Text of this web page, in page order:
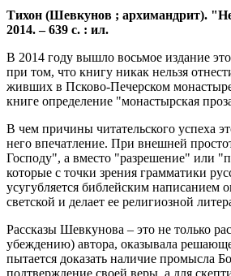
Тихон (Шевкунов ; архимандрит).
2014. – 639 с. : ил.
В 2014 году вышло восьмое издание
при том, что книгу никак нельзя
живших в Псково-Печерском
книге определение "монастырская
В чем причины читательского успеха
него впечатление. При внешней
Господу", а вместо "разрешение" или
которые с точки зрения грамматики
усугубляется библейским написанием
светской и делает ее религиозной
Рассказы Шевкунова – это не только
убеждению) автора, оказывала
пытается доказать наличие промысла
подтверждение своей веры, а для